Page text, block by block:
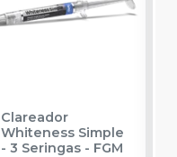
Clareador
Whiteness Simple
- 3 Seringas- FGM